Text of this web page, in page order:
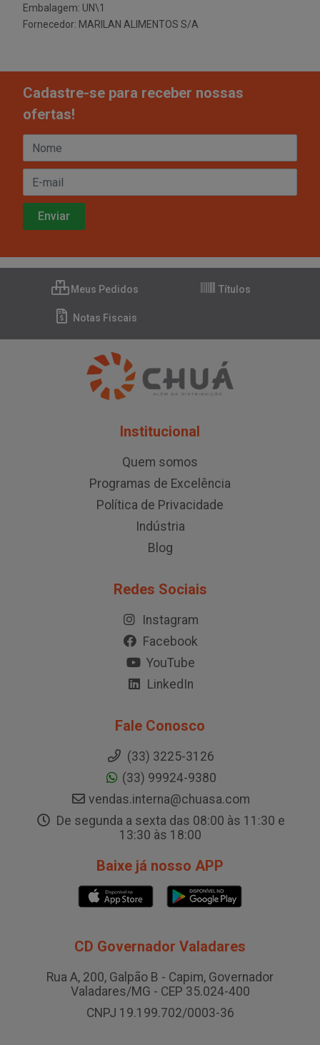
Embalagem: UN\1
Fornecedor: MARILAN ALIMENTOS S/A
Cadastre-se para receber nossas
ofertas!
Meus Pedidos Títulos
Notas Fiscais
Institucional
Quem somos
Programas de Excelência
Política de Privacidade
Indústria
Blog
Redes Sociais
Instagram
Facebook
YouTube
LinkedIn
Fale Conosco
(33) 3225-3126
(33) 99924-9380
vendas.interna@chuasa.com
De segunda a sexta das 08:00 às 11:30 e
13:30 às 18:00
Baixe já nosso APP
CD Governador Valadares
Rua A, 200, Galpão B - Capim, Governador
Valadares/MG - CEP 35.024-400
CNPJ 19.199.702/0003-36